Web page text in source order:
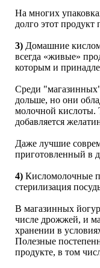
На многих
долго этот продукт
3) Домашние
всегда «живые»
которым и
Среди
дольше, но они
молочной кислоты.
добавляется
Даже лучшие
приготовленный в
4) Кисломолочные
стерилизация
В магазинных
числе дрожжей, и
хранении в
Полезные
продукте, в том